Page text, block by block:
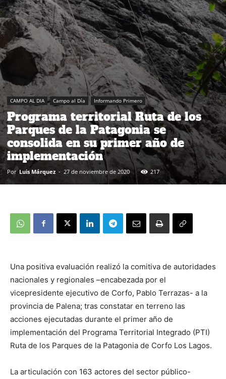
CAMPO AL DIA Campo al Día Informando Primero
Programa territorial Ruta de los
Parques de la Patagonia se
consolida en su primer año de
implementación
Por Luis Márquez - 27 de noviembre de 2020 217
Una positiva evaluación realizó la comitiva de autoridades
nacionales y regionales –encabezada por el
vicepresidente ejecutivo de Corfo, Pablo Terrazas- a la
provincia de Palena; tras constatar en terreno las
acciones ejecutadas durante el primer año de
implementación del Programa Territorial Integrado (PTI)
Ruta de los Parques de la Patagonia de Corfo Los Lagos.
La articulación con 163 actores del sector público-